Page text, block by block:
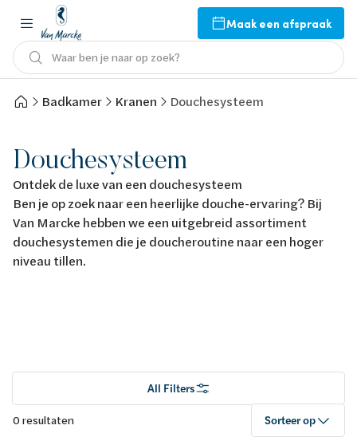
Maak een afspraak
Waar ben je naar op zoek?
Badkamer Kranen Douchesysteem
Douchesysteem
Ontdek de luxe van een douchesysteem
Ben je op zoek naar een heerlijke douche-ervaring? Bij
Van Marcke hebben we een uitgebreid assortiment
douchesystemen die je doucheroutine naar een hoger
niveau tillen.
All Filters
0 resultaten Sorteer op